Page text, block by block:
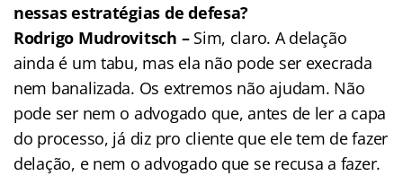
nessas estratégias de defesa?
Rodrigo Mudrovitsch –Sim, claro. A delação
ainda é um tabu, mas ela não pode ser execrada
nem banalizada. Os extremos não ajudam. Não
pode ser nem o advogado que, antes de ler a capa
do processo, já diz pro cliente que ele tem de fazer
delação, e nem o advogado que se recusa a fazer.